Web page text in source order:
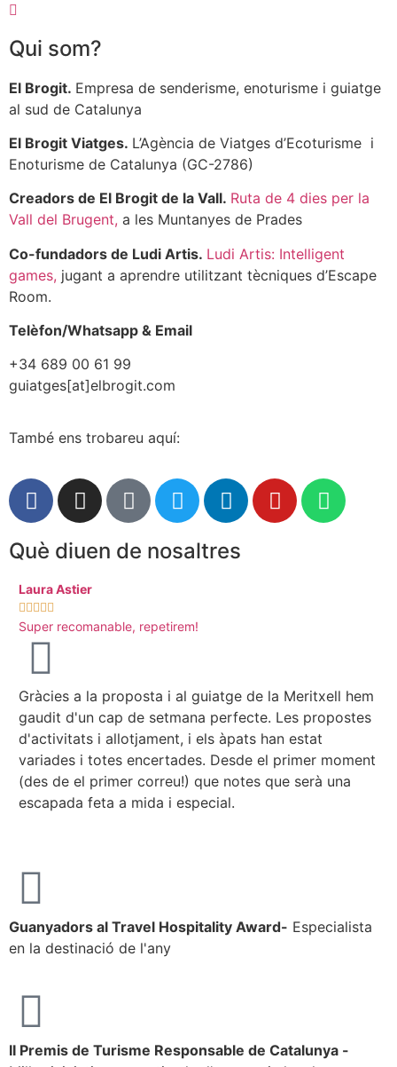
Qui som?
El Brogit. Empresa de senderisme, enoturisme i guiatge
al sud de Catalunya
El Brogit Viatges. L’Agència de Viatges d’Ecoturisme i
Enoturisme de Catalunya (GC-2786)
Creadors de El Brogit de la Vall. Ruta de 4 dies per la
Vall del Brugent, a les Muntanyes de Prades
Co-fundadors de Ludi Artis. Ludi Artis: Intelligent
games, jugant a aprendre utilitzant tècniques d’Escape
Room.
Telèfon/Whatsapp & Email
+34 689 00 61 99
guiatges[at]elbrogit.com
També ens trobareu aquí:
Què diuen de nosaltres
Laura Astier
    
Super recomanable, repetirem!
Gràcies a la proposta i al guiatge de la Meritxell hem
gaudit d'un cap de setmana perfecte. Les propostes
d'activitats i allotjament, i els àpats han estat
variades i totes encertades. Desde el primer moment
(des de el primer correu!) que notes que serà una
escapada feta a mida i especial.
Guanyadors al Travel Hospitality Award- Especialista
en la destinació de l'any
II Premis de Turisme Responsable de Catalunya -